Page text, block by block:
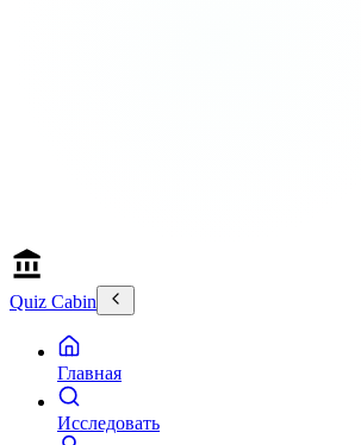
Quiz Cabin
Главная
Исследовать